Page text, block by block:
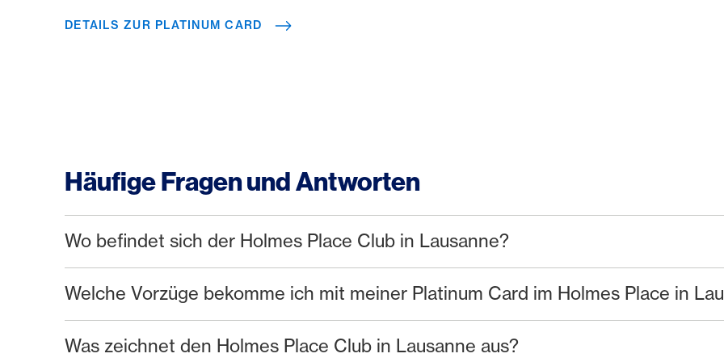
DETAILS ZUR PLATINUM CARD
Häufige Fragen und Antworten
Wo befindet sich der Holmes Place Club in Lausanne?
Welche Vorzüge bekomme ich mit meiner Platinum Card im Holmes Place in
Was zeichnet den Holmes Place Club in Lausanne aus?